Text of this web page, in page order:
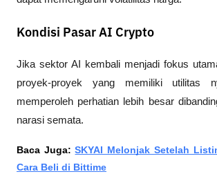
Kondisi Pasar AI Crypto
Jika sektor AI kembali menjadi fokus
proyek-proyek yang memiliki utilitas
memperoleh perhatian lebih besar
narasi semata.
Baca Juga: SKYAI Melonjak Setelah
Cara Beli di Bittime